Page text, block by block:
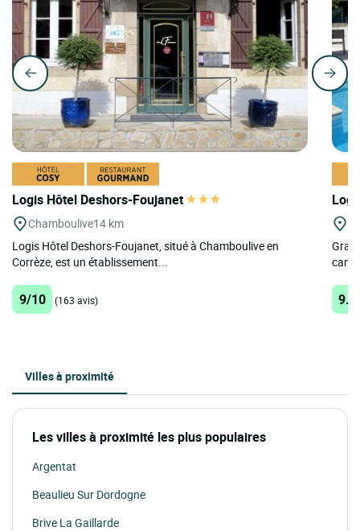
Logis Hôtel Deshors-Foujanet
Chamboulive14 km
Logis Hôtel Deshors-Foujanet, situé à Chamboulive en
Corrèze, est un établissement...
9/10 (163 avis)
Villes à proximité
Les villes à proximité les plus populaires
Argentat
Beaulieu Sur Dordogne
Brive La Gaillarde